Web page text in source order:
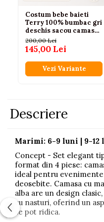
Costum bebe baieti
Terry 100% bumbac gri
deschis sacou camasa
cu body papion si
pantaloni 6-24 luni
200,00 Lei
145,00 Lei
Vezi Variante
Descriere
Marimi: 6-9 luni | 9-12
Concept - Set elegant
format din 4 piese:
ideal pentru
deosebite. Camasa cu
alba are un design
cu nasturi, oferind un
se pot ridica.